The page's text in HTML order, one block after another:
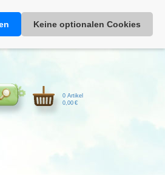
|Kunden-Login|Warenkorb
Keine optionalen Cookies
0 Artikel
0,00 €